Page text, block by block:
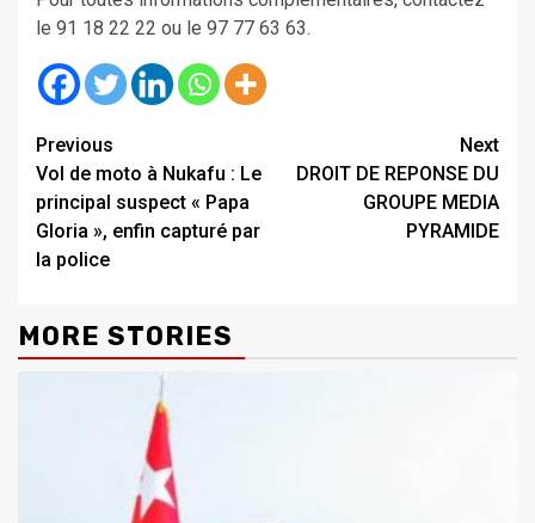
le 91 18 22 22 ou le 97 77 63 63.
Continue
Reading
Previous
Vol de moto à Nukafu : Le
principal suspect « Papa
Gloria », enfin capturé par
la police
Next
DROIT DE REPONSE DU
GROUPE MEDIA
PYRAMIDE
MORE STORIES